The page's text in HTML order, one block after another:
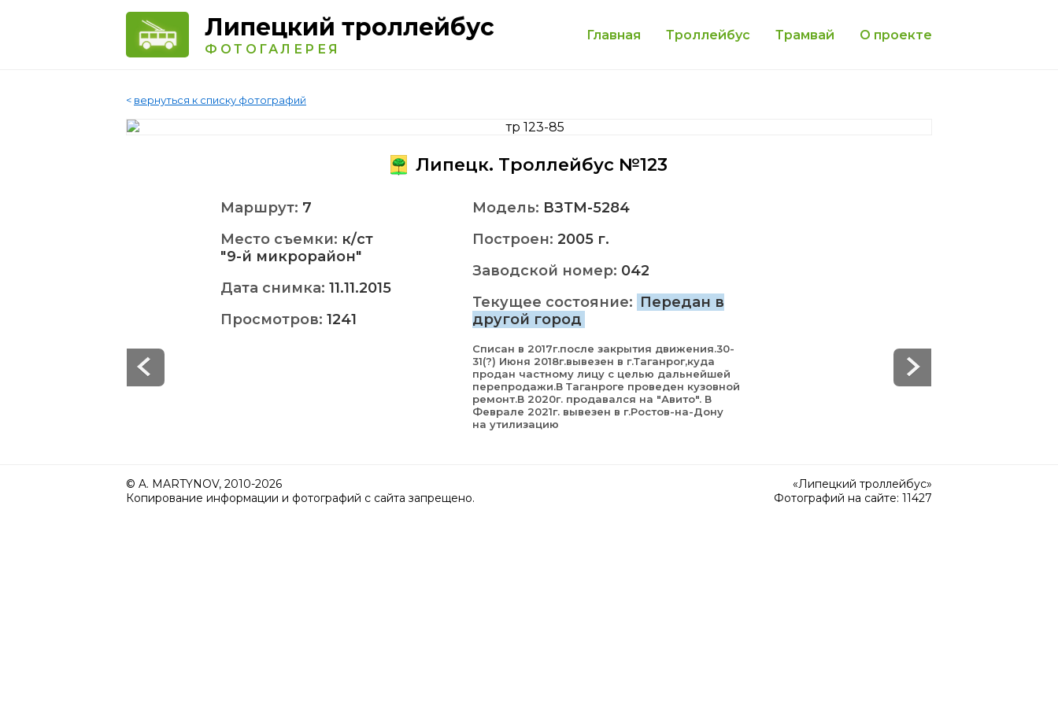
Липецкий троллейбус
ФОТОГАЛЕРЕЯ
Главная Троллейбус Трамвай О проекте
< вернуться к списку фотографий
Липецк. Троллейбус №123
Маршрут: 7
Место съемки: к/ст
"9-й микрорайон"
Дата снимка: 11.11.2015
Просмотров: 1241
Модель: ВЗТМ-5284
Построен: 2005 г.
Заводской номер: 042
Текущее состояние: Передан в
другой город
Списан в 2017г.после закрытия движения.30-
31(?) Июня 2018г.вывезен в г.Таганрог,куда
продан частному лицу с целью дальнейшей
перепродажи.В Таганроге проведен кузовной
ремонт.В 2020г. продавался на "Авито". В
Феврале 2021г. вывезен в г.Ростов-на-Дону
на утилизацию
© A. MARTYNOV, 2010-2026
Копирование информации и фотографий с сайта запрещено.
«Липецкий троллейбус»
Фотографий на сайте: 11427